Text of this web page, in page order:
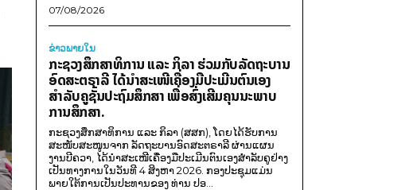
07/08/2026
ຂ່າວພາຍ​ໃນ
ກະຊວງສຶກສາທິການ ແລະ ກິລາ ຮ່ວມກັບລັດຖະບານ
ອົດສະຕຣາລີ ໄດ້ນຳສະເໜີເຄື່ອງມືປະເມີນຕົນເອງ
ສຳລັບຄູຊັ້ນປະຖົມສຶກສາ ເພື່ອສົ່ງເສີມຄຸນນະພາບ
ການສຶກສາ.
ກະຊວງສຶກສາທິການ ແລະ ກິລາ (ສສກ), ໂດຍໄດ້ຮັບການ
ສະໜັບສະໜູນຈາກ ລັດຖະບານອົດສະຕຣາລີ ຜ່ານແຜນ
ງານບີຄວາ, ໄດ້ນຳສະເໜີເຄື່ອງມືປະເມີນຕົນເອງສຳລັບຄູຢ່າງ
ເປັນທາງການໃນວັນທີ 4 ສິງຫາ 2026. ກອງປະຊຸມແມ່ນ
ພາຍໃຕ້ການເປັນປະທານຂອງ ທ່ານ ປອ...